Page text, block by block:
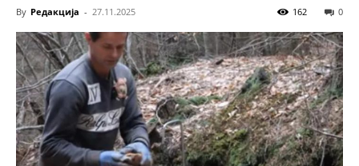
By Редакција - 27.11.2025 0
162